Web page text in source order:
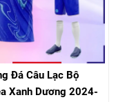
Đá Câu Lạc Bộ
Xanh Dương 2024-